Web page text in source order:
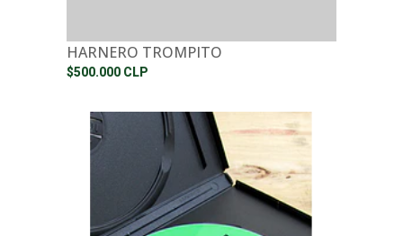
HARNERO TROMPITO
$500.000 CLP